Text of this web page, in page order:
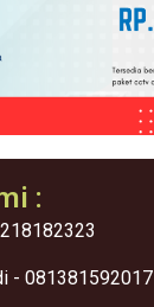
:
- 081381592017